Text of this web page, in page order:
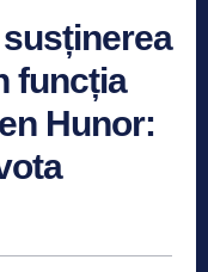
funcția
Hunor: